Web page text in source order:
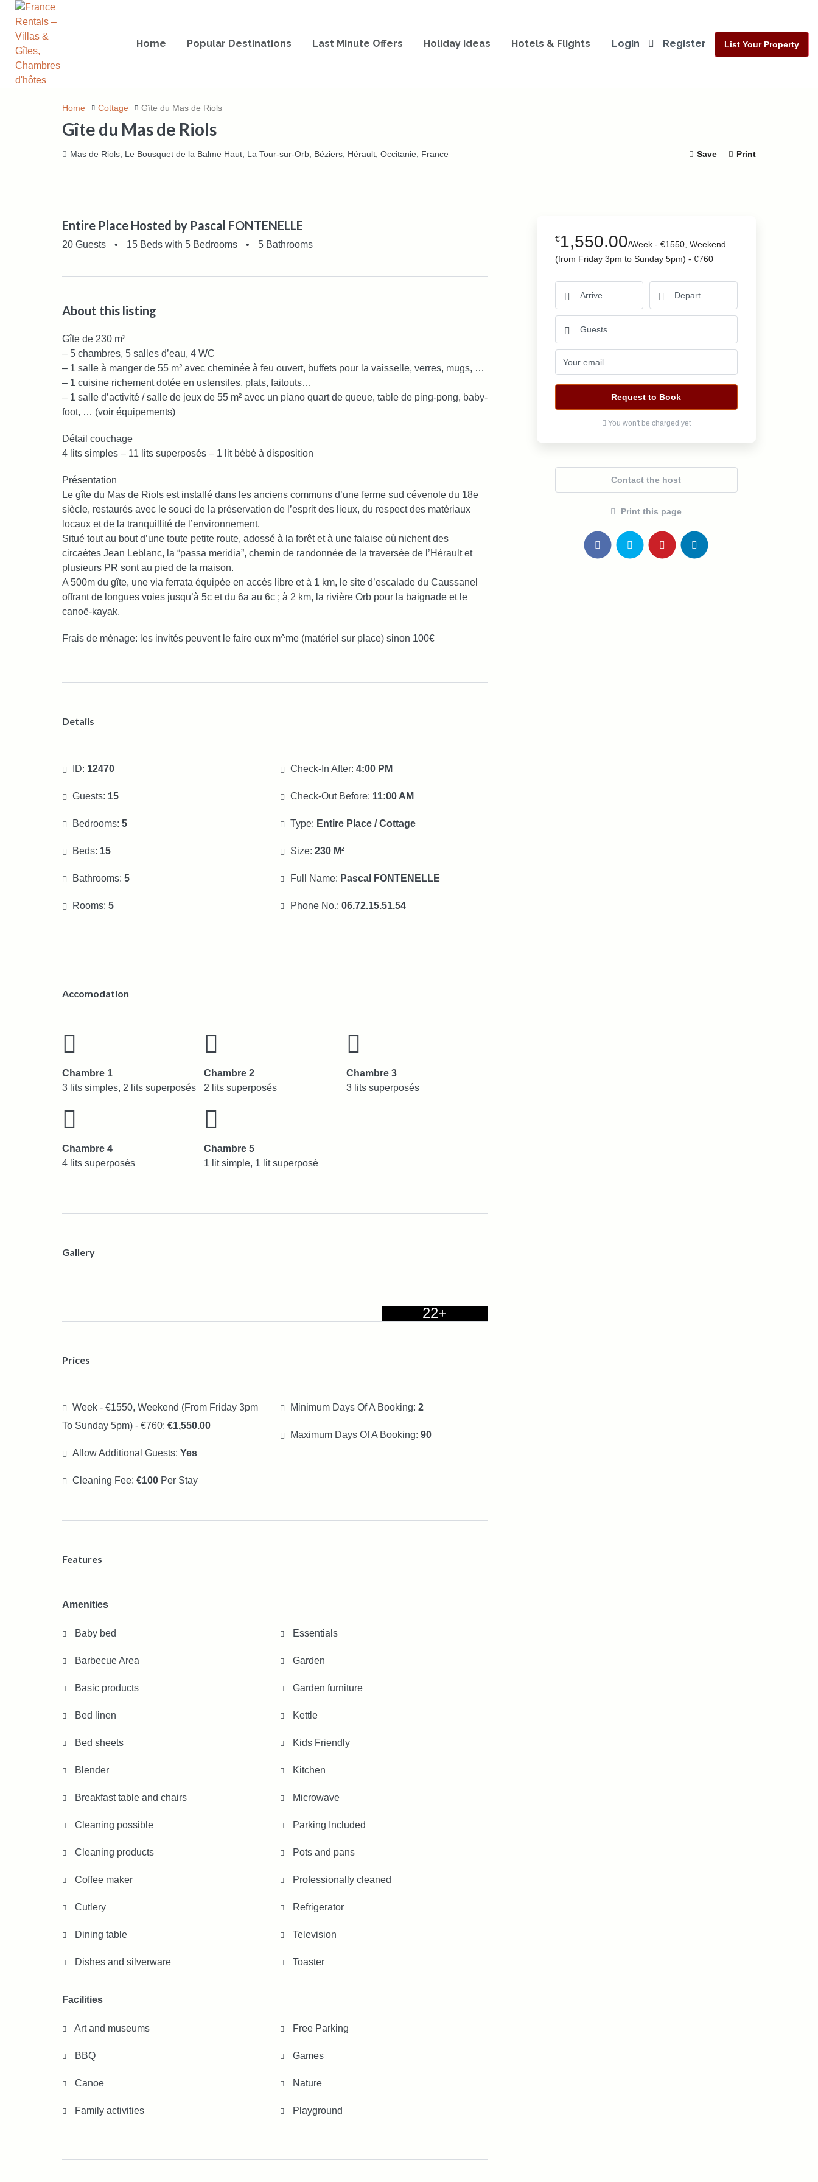
Home Popular Destinations Last Minute Offers Holiday ideas Hotels & Flights Login Register List Your Property
Home Cottage Gîte du Mas de Riols
Gîte du Mas de Riols
Mas de Riols, Le Bousquet de la Balme Haut, La Tour-sur-Orb, Béziers, Hérault, Occitanie, France Save
Print
Entire Place Hosted by Pascal FONTENELLE
20 Guests • 15 Beds with 5 Bedrooms • 5 Bathrooms
About this listing
Gîte de 230 m²
– 5 chambres, 5 salles d’eau, 4 WC
– 1 salle à manger de 55 m² avec cheminée à feu ouvert, buffets pour la vaisselle, verres, mugs, …
– 1 cuisine richement dotée en ustensiles, plats, faitouts…
– 1 salle d’activité / salle de jeux de 55 m² avec un piano quart de queue, table de ping-pong, baby-
foot, … (voir équipements)
Détail couchage
4 lits simples – 11 lits superposés – 1 lit bébé à disposition
Présentation
Le gîte du Mas de Riols est installé dans les anciens communs d’une ferme sud cévenole du 18e
siècle, restaurés avec le souci de la préservation de l’esprit des lieux, du respect des matériaux
locaux et de la tranquillité de l’environnement.
Situé tout au bout d’une toute petite route, adossé à la forêt et à une falaise où nichent des
circaètes Jean Leblanc, la “passa meridia”, chemin de randonnée de la traversée de l’Hérault et
plusieurs PR sont au pied de la maison.
A 500m du gîte, une via ferrata équipée en accès libre et à 1 km, le site d’escalade du Caussanel
offrant de longues voies jusqu’à 5c et du 6a au 6c ; à 2 km, la rivière Orb pour la baignade et le
canoë-kayak.
Frais de ménage: les invités peuvent le faire eux m^me (matériel sur place) sinon 100€
Details
ID: 12470
Guests: 15
Bedrooms: 5
Beds: 15
Bathrooms: 5
Rooms: 5
Check-In After: 4:00 PM
Check-Out Before: 11:00 AM
Type: Entire Place / Cottage
Size: 230 M²
Full Name: Pascal FONTENELLE
Phone No.: 06.72.15.51.54
Accomodation
Chambre 1
3 lits simples, 2 lits superposés
Chambre 2
2 lits superposés
Chambre 3
3 lits superposés
Chambre 4
4 lits superposés
Chambre 5
1 lit simple, 1 lit superposé
Gallery
22+
Prices
To Sunday 5pm) - €760: €1,550.00
Allow Additional Guests: Yes
Cleaning Fee: €100 Per Stay
Minimum Days Of A Booking: 2
Maximum Days Of A Booking: 90
Features
Amenities
Baby bed
Barbecue Area
Basic products
Bed linen
Bed sheets
Blender
Breakfast table and chairs
Cleaning possible
Cleaning products
Coffee maker
Cutlery
Dining table
Dishes and silverware
Essentials
Garden
Garden furniture
Kettle
Kids Friendly
Kitchen
Microwave
Parking Included
Pots and pans
Professionally cleaned
Refrigerator
Television
Toaster
Facilities
Art and museums
BBQ
Canoe
Family activities
Free Parking
Games
Nature
Playground
€1,550.00/Week - €1550, Weekend
(from Friday 3pm to Sunday 5pm) - €760
Request to Book
You won't be charged yet
Contact the host
Print this page